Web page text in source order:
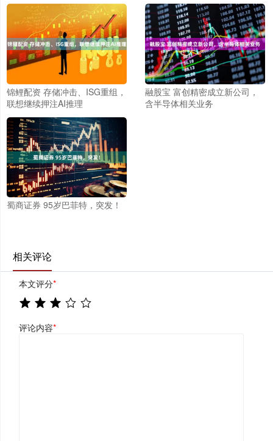
锦鲤配资 存储冲击、ISG重组，
联想继续押注AI推理
融股宝 富创精密成立新公司，
含半导体相关业务
蜀商证券 95岁巴菲特，突发！
相关评论
本文评分*
评论内容*